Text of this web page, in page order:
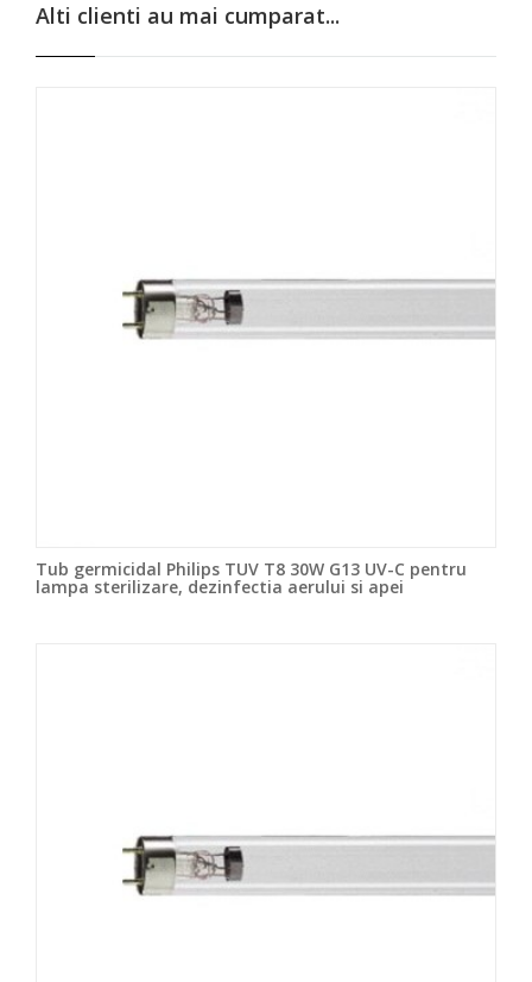
Alti clienti au mai cumparat...
Tub germicidal Philips TUV T8 30W G13 UV-C pentru
lampa sterilizare, dezinfectia aerului si apei